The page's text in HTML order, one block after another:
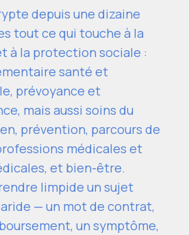
depuis une dizaine
tout ce qui touche à la
à la protection sociale :
santé et
prévoyance et
mais aussi soins du
prévention, parcours de
médicales et
et bien-être.
limpide un sujet
— un mot de contrat,
un symptôme,